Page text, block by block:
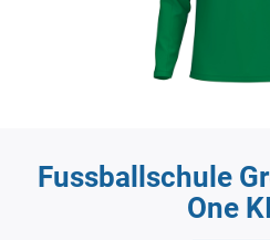
Fussballschule
One